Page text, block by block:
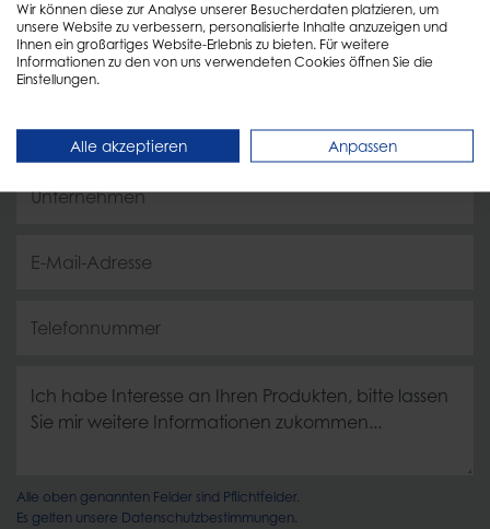
Füllen Sie einfach das Formular aus und wir melden
uns schnellstmöglich zurück!
Alle oben genannten Felder sind Pflichtfelder.
Es gelten unsere Datenschutzbestimmungen.
Wir können diese zur Analyse unserer Besucherdaten platzieren, um
unsere Website zu verbessern, personalisierte Inhalte anzuzeigen und
Ihnen ein großartiges Website-Erlebnis zu bieten. Für weitere
Informationen zu den von uns verwendeten Cookies öffnen Sie die
Einstellungen.
Alle akzeptieren Anpassen